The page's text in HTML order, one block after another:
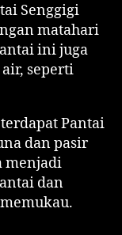
Senggigi
matahari
ini juga
seperti
Pantai
dan pasir
menjadi
dan